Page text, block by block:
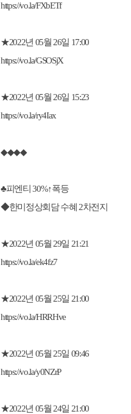
https://vo.la/FXbETf
★2022년 05월 26일 17:00
https://vo.la/GSOSjX
★2022년 05월 26일 15:23
https://vo.la/ry4Iax
◆◆◆◆
♣피엔티 30%↑폭등
◆한미정상회담 수혜 2차전지
★2022년 05월 29일 21:21
https://vo.la/ek4fz7
★2022년 05월 25일 21:00
https://vo.la/HRRHve
★2022년 05월 25일 09:46
https://vo.la/y0NZrP
★2022년 05월 24일 21:00